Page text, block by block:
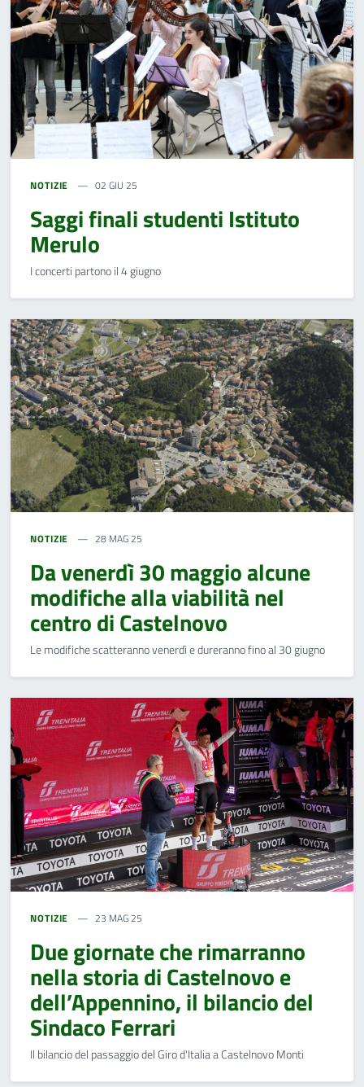
NOTIZIE 02 GIU 25
Saggi finali studenti Istituto
Merulo
I concerti partono il 4 giugno
NOTIZIE 28 MAG 25
Da venerdì 30 maggio alcune
modifiche alla viabilità nel
centro di Castelnovo
Le modifiche scatteranno venerdì e dureranno fino al 30 giugno
NOTIZIE 23 MAG 25
Due giornate che rimarranno
nella storia di Castelnovo e
dell’Appennino, il bilancio del
Sindaco Ferrari
Il bilancio del passaggio del Giro d'Italia a Castelnovo Monti